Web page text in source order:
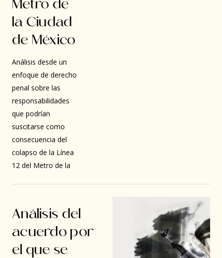
Metro de
la Ciudad
de México
Análisis desde un
enfoque de derecho
penal sobre las
responsabilidades
que podrían
suscitarse como
consecuencia del
colapso de la Línea
12 del Metro de la
Análisis del
acuerdo por
el que se